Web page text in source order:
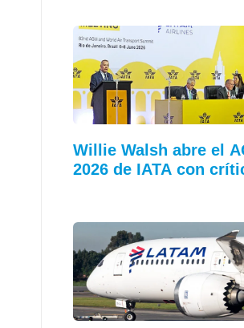
Willie Walsh abre el
2026 de IATA con